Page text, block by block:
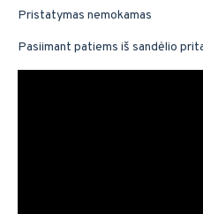
Pristatymas nemokamas
Pasiimant patiems iš sandėlio